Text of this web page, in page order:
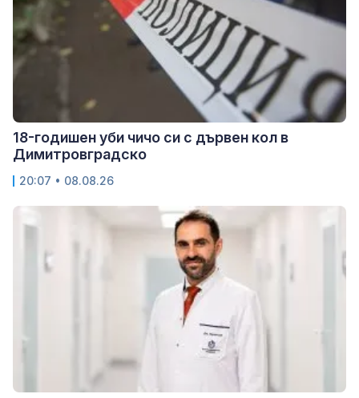
18-годишен уби чичо си с дървен кол в
Димитровградско
20:07 • 08.08.26